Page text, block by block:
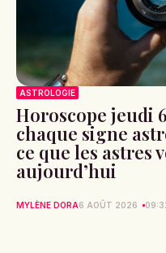
ASTROLOGIE
Horoscope jeudi
chaque signe
ce que les astres
aujourd’hui
MYLÈNE DORA6 AOÛT 2026